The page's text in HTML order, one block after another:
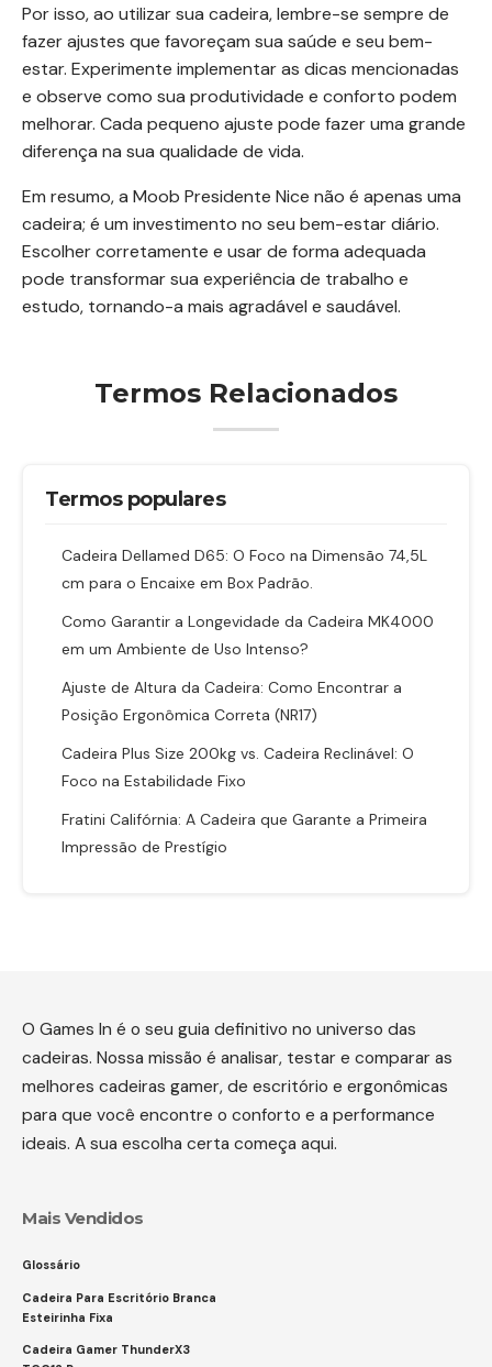
Por isso, ao utilizar sua cadeira, lembre-se sempre de
fazer ajustes que favoreçam sua saúde e seu bem-
estar. Experimente implementar as dicas mencionadas
e observe como sua produtividade e conforto podem
melhorar. Cada pequeno ajuste pode fazer uma grande
diferença na sua qualidade de vida.
Em resumo, a Moob Presidente Nice não é apenas uma
cadeira; é um investimento no seu bem-estar diário.
Escolher corretamente e usar de forma adequada
pode transformar sua experiência de trabalho e
estudo, tornando-a mais agradável e saudável.
Termos Relacionados
Termos populares
Cadeira Dellamed D65: O Foco na Dimensão 74,5L
cm para o Encaixe em Box Padrão.
Como Garantir a Longevidade da Cadeira MK4000
em um Ambiente de Uso Intenso?
Ajuste de Altura da Cadeira: Como Encontrar a
Posição Ergonômica Correta (NR17)
Cadeira Plus Size 200kg vs. Cadeira Reclinável: O
Foco na Estabilidade Fixo
Fratini Califórnia: A Cadeira que Garante a Primeira
Impressão de Prestígio
O Games In é o seu guia definitivo no universo das
cadeiras. Nossa missão é analisar, testar e comparar as
melhores cadeiras gamer, de escritório e ergonômicas
para que você encontre o conforto e a performance
ideais. A sua escolha certa começa aqui.
Mais Vendidos
Glossário
Cadeira Para Escritório Branca
Esteirinha Fixa
Cadeira Gamer ThunderX3